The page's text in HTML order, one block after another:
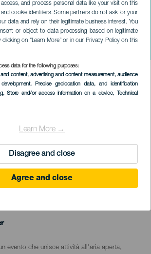
and process personal data like your visit on this
cookie identifiers. Some partners do not ask for your
data and rely on their legitimate business interest. You
or object to data processing based on legitimate
on “Learn More” or in our Privacy Policy on this
data for the following purposes:
and content, advertising and content measurement, audience
, Precise geolocation data, and identification
, Store and/or access information on a device, Technical
Learn More →
Disagree and close
Agree and close
evento che unisce attività all'aria aperta,